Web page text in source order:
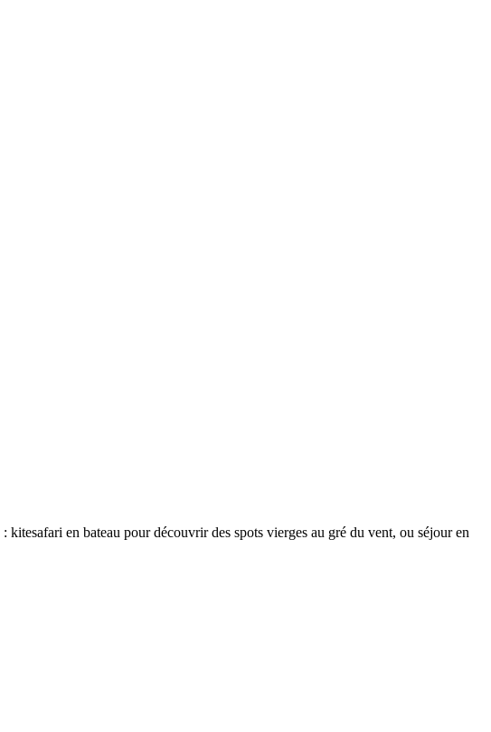
en bateau pour découvrir des spots vierges au gré du vent, ou séjour en